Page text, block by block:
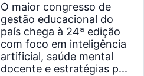
O maior congresso de
gestão educacional do
país chega à 24ª edição
com foco em inteligência
artificial, saúde mental
docente e estratégias p...